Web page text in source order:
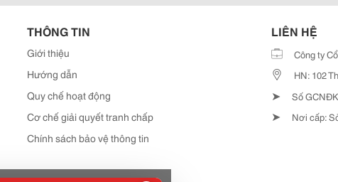
THÔNG TIN
Giới thiệu
Hướng dẫn
Quy chế hoạt động
Cơ chế giải quyết tranh chấp
Chính sách bảo vệ thông tin
LIÊN HỆ
Công ty
HN: 102
➤ Số
➤ Nơi cấp: